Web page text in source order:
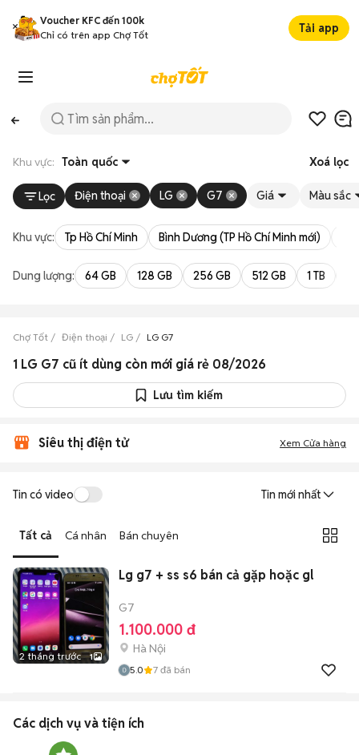
Voucher KFC đến 100k
Chỉ có trên app Chợ Tốt
Tải app
Khu vực: Toàn quốc Xoá lọc
Lọc Điện thoại LG G7 Giá Màu sắc
Khu vực: Tp Hồ Chí Minh Bình Dương (TP Hồ Chí Minh mới)
Dung lượng: 64 GB 128 GB 256 GB 512 GB 1 TB
Chợ Tốt Điện thoại LG LG G7
1 LG G7 cũ ít dùng còn mới giá rẻ 08/2026
Lưu tìm kiếm
Siêu thị điện tử Xem Cửa hàng
Tin có video Tin mới nhất
Tất cả Cá nhân Bán chuyên
2 tháng trước 1
Lg g7 + ss s6 bán cả gặp hoặc gl
G7
1.100.000 đ
Hà Nội
5.0 7 đã bán
Các dịch vụ và tiện ích